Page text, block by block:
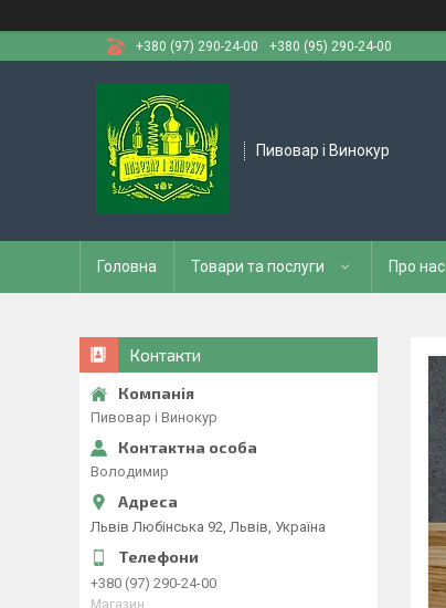
+380 (97) 290-24-00
+380 (95) 290-24-00
Пивовар і Винокур
Головна Товари та послуги Про нас
Контакти
Пивовар і Винокур
Володимир
Львів Любінська 92, Львів, Україна
+380 (97) 290-24-00
Магазин